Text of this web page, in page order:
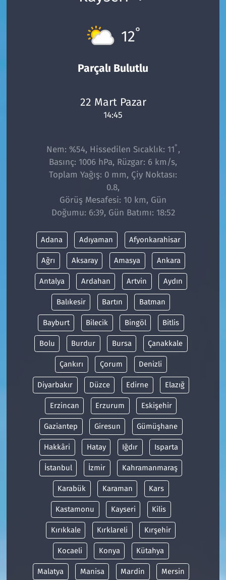
12°
Parçalı Bulutlu
22 Mart Pazar
14:45
Nem: %54, Hissedilen Sıcaklık: 11° ,
Basınç: 1006 hPa, Rüzgar: 6 km/s,
Toplam Yağış: 0 mm, Çiy Noktası:
0.8,
Görüş Mesafesi: 10 km, Gün
Doğumu: 6:39, Gün Batımı: 18:52
Adana Adıyaman Afyonkarahisar
Ağrı Aksaray Amasya Ankara
Antalya Ardahan Artvin Aydın
Balıkesir Bartın Batman
Bayburt Bilecik Bingöl Bitlis
Bolu Burdur Bursa Çanakkale
Çankırı Çorum Denizli
Diyarbakır Düzce Edirne Elazığ
Erzincan Erzurum Eskişehir
Gaziantep Giresun Gümüşhane
Hakkâri Hatay Iğdır Isparta
İstanbul İzmir Kahramanmaraş
Karabük Karaman Kars
Kastamonu Kayseri Kilis
Kırıkkale Kırklareli Kırşehir
Kocaeli Konya Kütahya
Malatya Manisa Mardin Mersin